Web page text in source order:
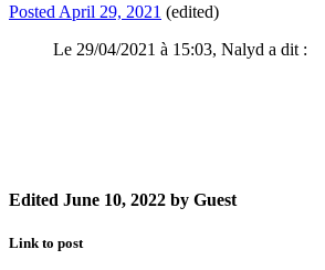
Posted April 29, 2021 (edited)
Le 29/04/2021 à 15:03, Nalyd a dit :
Edited June 10, 2022 by Guest
Link to post